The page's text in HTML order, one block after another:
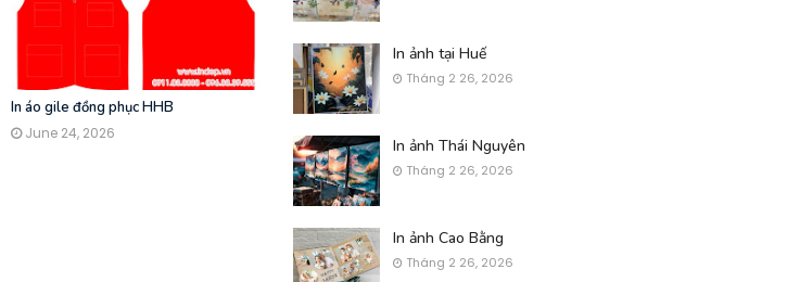
In áo gile đồng phục HHB
June 24, 2026
In ảnh tại Huế
Tháng 2 26, 2026
In ảnh Thái Nguyên
Tháng 2 26, 2026
In ảnh Cao Bằng
Tháng 2 26, 2026